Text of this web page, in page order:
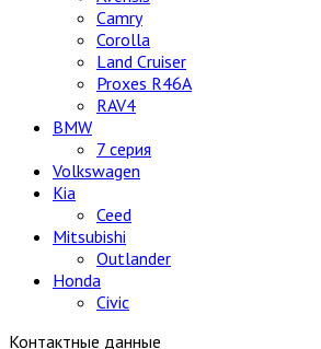
Camry
Corolla
Land Cruiser
Proxes R46A
RAV4
BMW
7 серия
Volkswagen
Kia
Ceed
Mitsubishi
Outlander
Honda
Civic
Контактные данные